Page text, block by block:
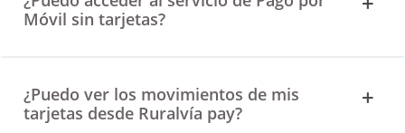
Móvil sin tarjetas?
¿Puedo ver los movimientos de mis
tarjetas desde Ruralvía pay?